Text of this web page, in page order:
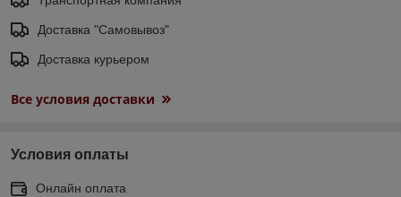
Доставка "Самовывоз"
Доставка курьером
Все условия доставки
Условия оплаты
Онлайн оплата